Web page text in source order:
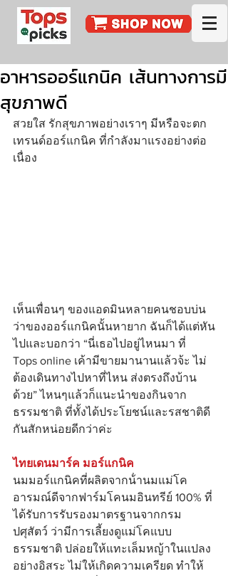
อาหารออร์แกนิค เส้นทางการมี
สุขภาพดี
สวยใส รักสุขภาพอย่างเราๆ มีหรือจะตก
เทรนด์ออร์แกนิค ที่กําลังมาแรงอย่างต่อ
เนื่อง
เห็นเพื่อนๆ ของแอดมินหลายคนชอบบ่น
ว่าของออร์แกนิคนั้นหายาก ฉันก็ได้แต่หัน
ไปและบอกว่า “นี่เธอไปอยู่ไหนมา ที่
Tops online เค้ามีขายมานานแล้วจ้ะ ไม่
ต้องเดินทางไปหาที่ไหน ส่งตรงถึงบ้าน
ด้วย” ไหนๆแล้วก็แนะนําของกินจาก
ธรรมชาติ ที่ทั้งได้ประโยชน์และรสชาติดี
กันสักหน่อยดีกว่าค่ะ
ไทยเดนมาร์ค มอร์แกนิค
นมมอร์แกนิคที่ผลิตจากน้ํานมแม่โค
อารมณ์ดีจากฟาร์มโคนมอินทรีย์ 100% ที่
ได้รับการรับรองมาตรฐานจากกรม
ปศุสัตว์ ว่ามีการเลี้ยงดูแม่โคแบบ
ธรรมชาติ ปล่อยให้แทะเล็มหญ้าในแปลง
อย่างอิสระ ไม่ให้เกิดความเครียด ทําให้